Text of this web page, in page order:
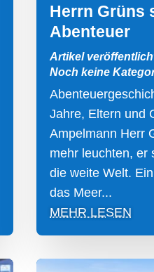
Herrn Grüns
Abenteuer
Artikel
Noch keine
Jahre, Eltern
Ampelmann Herr
mehr leuchten, er
die weite Welt.
das Meer...
MEHR LESEN